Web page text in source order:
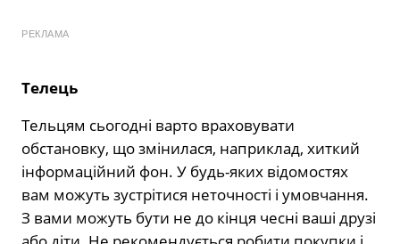
РЕКЛАМА
Телець
Тельцям сьогодні варто враховувати
обстановку, що змінилася, наприклад, хиткий
інформаційний фон. У будь-яких відомостях
вам можуть зустрітися неточності і умовчання.
З вами можуть бути не до кінця чесні ваші друзі